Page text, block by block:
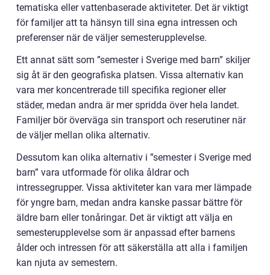
tematiska eller vattenbaserade aktiviteter. Det är viktigt
för familjer att ta hänsyn till sina egna intressen och
preferenser när de väljer semesterupplevelse.
Ett annat sätt som ”semester i Sverige med barn” skiljer
sig åt är den geografiska platsen. Vissa alternativ kan
vara mer koncentrerade till specifika regioner eller
städer, medan andra är mer spridda över hela landet.
Familjer bör överväga sin transport och reserutiner när
de väljer mellan olika alternativ.
Dessutom kan olika alternativ i ”semester i Sverige med
barn” vara utformade för olika åldrar och
intressegrupper. Vissa aktiviteter kan vara mer lämpade
för yngre barn, medan andra kanske passar bättre för
äldre barn eller tonåringar. Det är viktigt att välja en
semesterupplevelse som är anpassad efter barnens
ålder och intressen för att säkerställa att alla i familjen
kan njuta av semestern.